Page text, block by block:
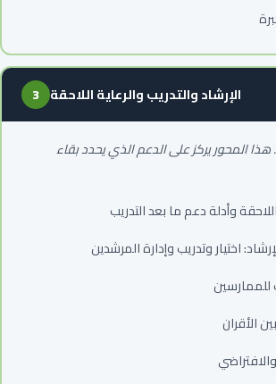
3 الإرشاد والتدريب والرعاية اللاحقة
هذا المحور يركز على الدعم الذي يحدد بقاء
وأدلة دعم ما بعد التدريب
اختيار وتدريب وإدارة المرشدين
للممارسين
الأقران